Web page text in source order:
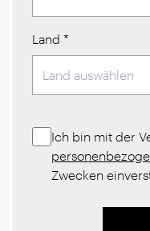
Land *
Ich bin mit der
Zwecken